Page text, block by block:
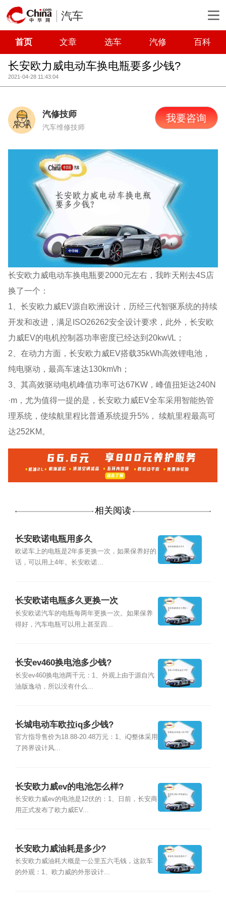
汽车
首页 文章 选车 汽修 百科
长安欧力威电动车换电瓶要多少钱?
2021-04-28 11:43:04
汽修技师
汽车维修技师
我要咨询
长安欧力威电动车换电瓶要2000元左右，我昨天刚去4S店
换了一个：
1、长安欧力威EV源自欧洲设计，历经三代智驱系统的持续
开发和改进，满足ISO26262安全设计要求，此外，长安欧
力威EV的电机控制器功率密度已经达到20kw\/L；
2、在动力方面，长安欧力威EV搭载35kWh高效锂电池，
纯电驱动，最高车速达130km\/h；
3、其高效驱动电机峰值功率可达67KW，峰值扭矩达240N
·m，尤为值得一提的是，长安欧力威EV全车采用智能热管
理系统，使续航里程比普通系统提升5%， 续航里程最高可
达252KM。
相关阅读
长安欧诺电瓶用多久
欧诺车上的电瓶是2年多更换一次，如果保养好的
话，可以用上4年。长安欧诺...
长安欧诺电瓶多久更换一次
长安欧诺汽车的电瓶每两年更换一次。如果保养
得好，汽车电瓶可以用上甚至四...
长安ev460换电池多少钱?
长安ev460换电池两千元：1、外观上由于源自汽
油版逸动，所以没有什么...
长城电动车欧拉iq多少钱?
官方指导售价为18.88-20.48万元：1、iQ整体采用
了跨界设计风...
长安欧力威ev的电池怎么样?
长安欧力威ev的电池是12伏的：1、日前，长安商
用正式发布了欧力威EV...
长安欧力威油耗是多少?
长安欧力威油耗大概是一公里五六毛钱，这款车
的外观：1、欧力威的外形设计...